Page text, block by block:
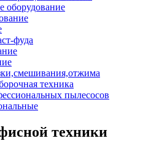
оборудование
фуда
техника
пылесосов
техники